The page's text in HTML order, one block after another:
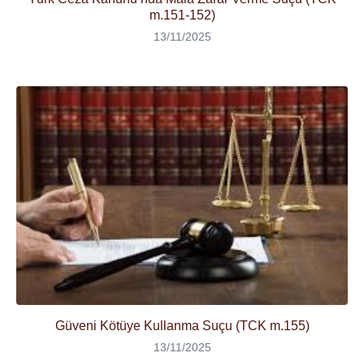
m.151-152)
13/11/2025
Güveni Kötüye Kullanma Suçu (TCK m.155)
13/11/2025